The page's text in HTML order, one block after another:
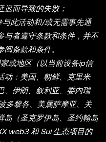
迟而导致的失败；
与此活动和/或无需事先通
与者遵守条款和条件，并不
条款和条件。
或地区（以当前设备ip信
动：美国、朝鲜、克里米
、伊朗、叙利亚、委内瑞
多黎各、美属萨摩亚、关
岛（圣克罗伊岛、圣约翰岛
web3 和 Sui 生态项目的